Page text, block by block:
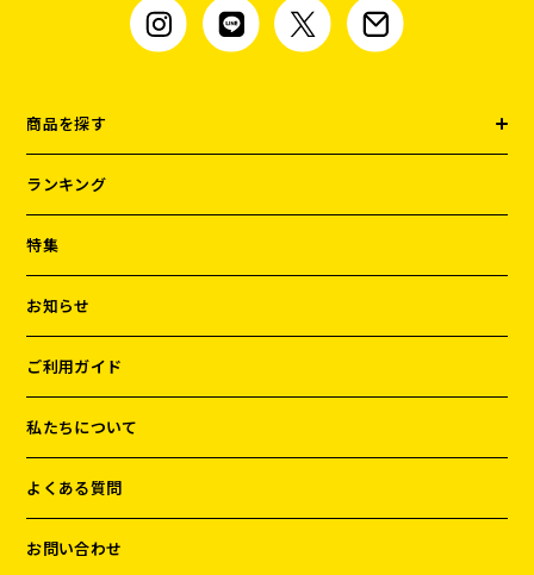
商品を探す
ランキング
特集
お知らせ
ご利用ガイド
私たちについて
よくある質問
お問い合わせ